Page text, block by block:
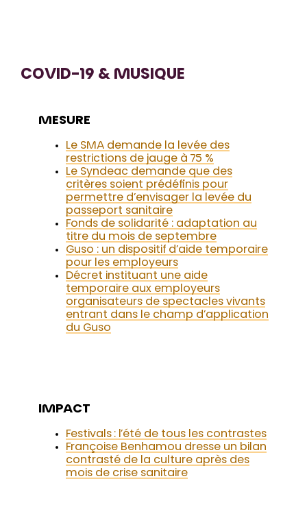
COVID-19 & MUSIQUE
MESURE
Le SMA demande la levée des
restrictions de jauge à 75 %
Le Syndeac demande que des
critères soient prédéfinis pour
permettre d’envisager la levée du
passeport sanitaire
Fonds de solidarité : adaptation au
titre du mois de septembre
Guso : un dispositif d’aide temporaire
pour les employeurs
Décret instituant une aide
temporaire aux employeurs
organisateurs de spectacles vivants
entrant dans le champ d’application
du Guso
IMPACT
Festivals : l’été de tous les contrastes
Françoise Benhamou dresse un bilan
contrasté de la culture après des
mois de crise sanitaire